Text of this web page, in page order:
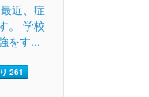
近、症
。 学校
をす...
261